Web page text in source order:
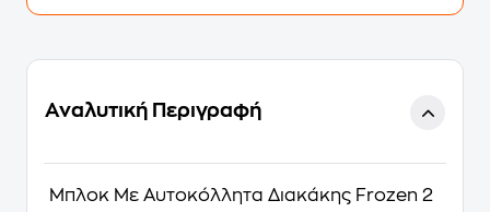
Αναλυτική Περιγραφή
Μπλοκ Με Αυτοκόλλητα Διακάκης Frozen 2